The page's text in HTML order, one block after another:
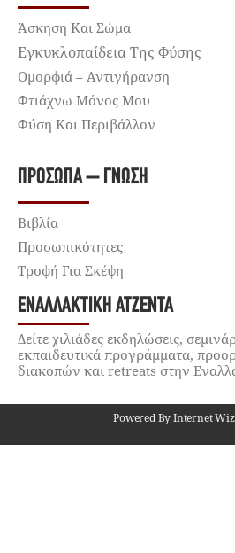
Άσκηση Και Σώμα
Εγκυκλοπαίδεια Της Φύσης
Ομορφιά – Αντιγήρανση
Φτιάχνω Μόνος Μου
Φύση Και Περιβάλλον
ΠΡΌΣΩΠΑ – ΓΝΏΣΗ
Βιβλία
Προσωπικότητες
Τροφή Για Σκέψη
ΕΝΑΛΛΑΚΤΙΚΉ ΑΤΖΈΝΤΑ
Δείτε χιλιάδες εκδηλώσεις,
εκπαιδευτικά προγράμματα,
διακοπών και retreats στην
Powered By Internet